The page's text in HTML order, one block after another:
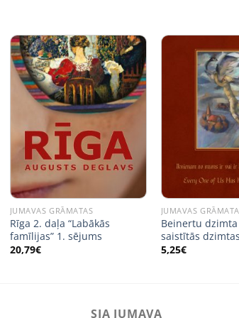
JUMAVAS GRĀMATAS
Rīga 2. daļa “Labākās
famīlijas” 1. sējums
20,79€
JUMAVAS
Beinertu
saistītās dzimtas
5,25€
SIA JUMAVA